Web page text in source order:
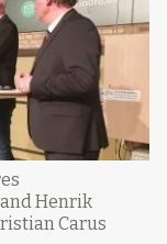
Henrik
Carus